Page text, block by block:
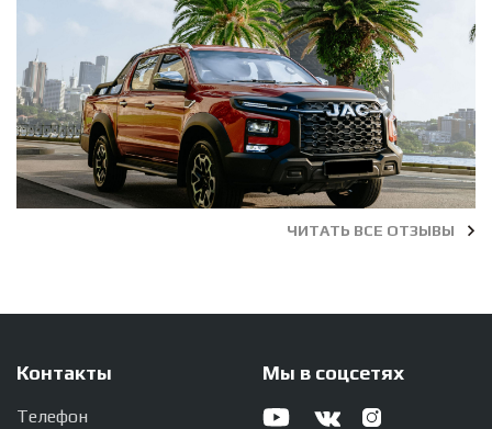
ЧИТАТЬ ВСЕ ОТЗЫВЫ
Контакты
Телефон
Мы в соцсетях